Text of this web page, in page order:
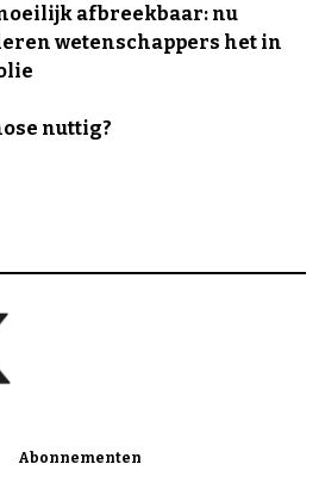
afbreekbaar: nu
wetenschappers het in
nuttig?
Abonnementen